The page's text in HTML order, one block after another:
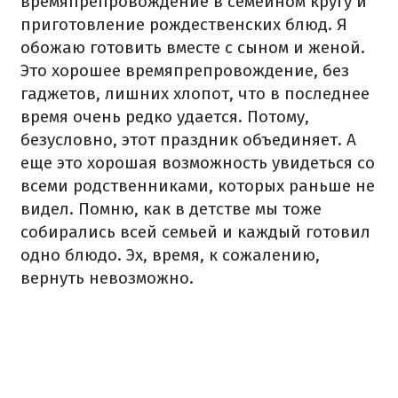
приготовление рождественских блюд. Я
обожаю готовить вместе с сыном и женой.
Это хорошее времяпрепровождение, без
гаджетов, лишних хлопот, что в последнее
время очень редко удается. Потому,
безусловно, этот праздник объединяет. А
еще это хорошая возможность увидеться со
всеми родственниками, которых раньше не
видел. Помню, как в детстве мы тоже
собирались всей семьей и каждый готовил
одно блюдо. Эх, время, к сожалению,
вернуть невозможно.